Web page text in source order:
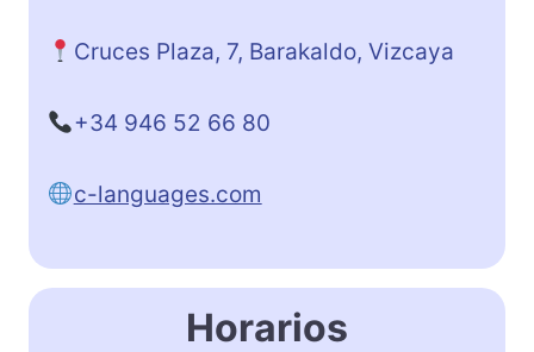
Cruces Plaza, 7, Barakaldo, Vizcaya
+34 946 52 66 80
c-languages.com
Horarios